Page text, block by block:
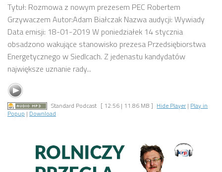
Tytuł: Rozmowa z nowym prezesem PEC Robertem
Grzywaczem Autor:Adam Białczak Nazwa audycji: Wywiady
Data emisji: 18-01-2019 W poniedziałek 14 stycznia
obsadzono wakujące stanowisko prezesa Przedsiębiorstwa
Energetycznego w Siedlcach. Z jedenastu kandydatów
największe uznanie rady...
Standard Podcast [ 12:56 | 11.86 MB ] Hide Player | Play in
Popup | Download